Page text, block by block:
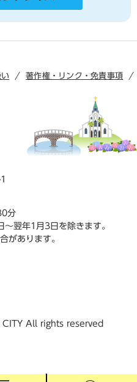
著作権・リンク・免責事項
分
翌年1月3日を除きます。
があります。
All rights reserved